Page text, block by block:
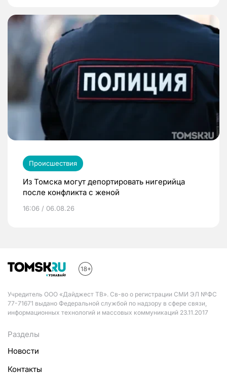
Происшествия
Из Томска могут депортировать нигерийца
после конфликта с женой
16:06 / 06.08.26
Учредитель ООО «Дайджест ТВ». Св-во о регистрации СМИ ЭЛ №ФС
77-71671 выдано Федеральной службой по надзору в сфере связи,
информационных технологий и массовых коммуникаций 23.11.2017
Разделы
Новости
Контакты